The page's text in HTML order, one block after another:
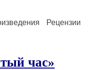
Рецензии
час»